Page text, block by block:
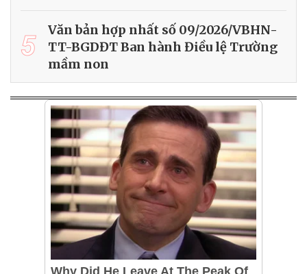
5
Văn bản hợp nhất số 09/2026/VBHN-
TT-BGDĐT Ban hành Điều lệ Trường
mầm non